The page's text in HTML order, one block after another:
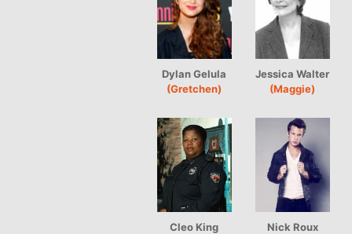
Dylan Gelula
(Gretchen)
Jessica Walter
(Maggie)
Cleo King
Nick Roux